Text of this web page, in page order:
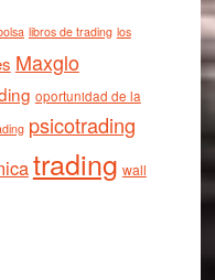
libros de trading los
Maxglo
oportunidad de la
psicotrading
trading wall